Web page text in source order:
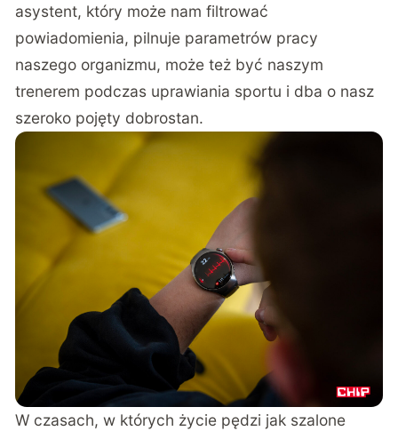
asystent, który może nam filtrować
powiadomienia, pilnuje parametrów pracy
naszego organizmu, może też być naszym
trenerem podczas uprawiania sportu i dba o nasz
szeroko pojęty dobrostan.
W czasach, w których życie pędzi jak szalone